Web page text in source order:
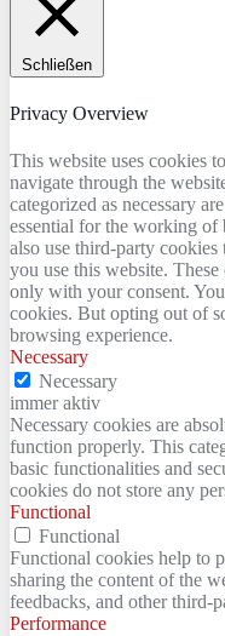
Schließen
Privacy Overview
This website uses cookies
navigate through the
categorized as necessary
essential for the working of
also use third-party
you use this website.
only with your consent.
cookies. But opting out of
browsing experience.
Necessary
Necessary
immer aktiv
Necessary cookies are
function properly. This
basic functionalities and
cookies do not store any
Functional
Functional
Functional cookies help to
sharing the content of the
feedbacks, and other third-
Performance